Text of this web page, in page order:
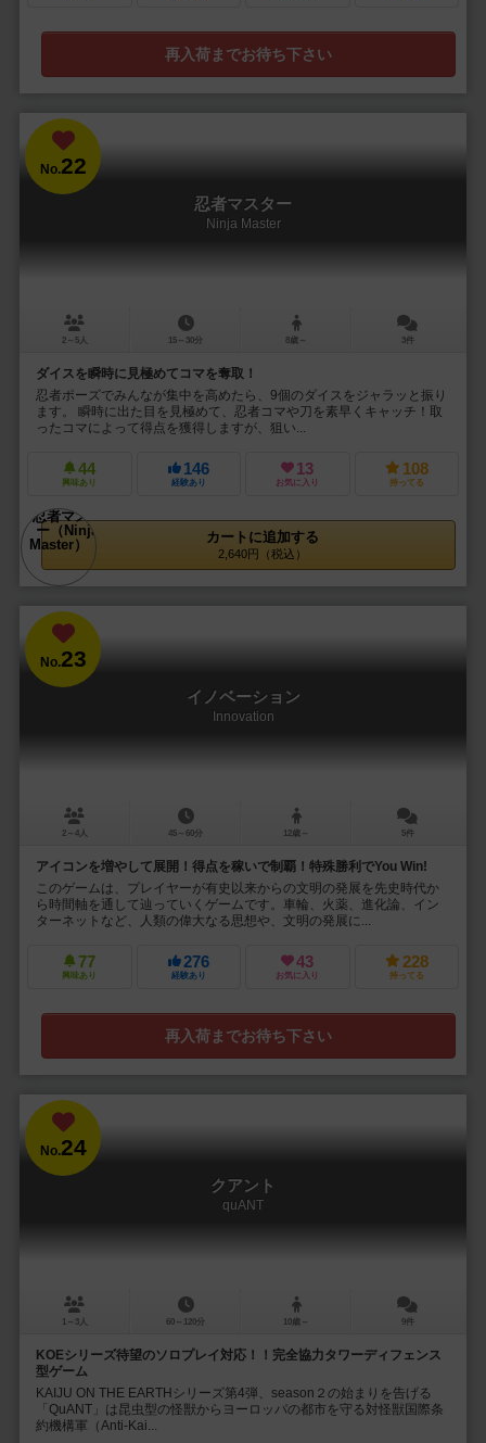
再入荷までお待ち下さい
No.22
忍者マスター
Ninja Master
2～5人 15～30分 8歳～ 3件
ダイスを瞬時に見極めてコマを奪取！
忍者ポーズでみんなが集中を高めたら、9個のダイスをジャラッと振り
ます。 瞬時に出た目を見極めて、忍者コマや刀を素早くキャッチ！取
ったコマによって得点を獲得しますが、狙い...
44
興味あり
146
経験あり
13
お気に入り
108
持ってる
カートに追加する
2,640円（税込）
No.23
イノベーション
Innovation
2～4人 45～60分 12歳～ 5件
アイコンを増やして展開！得点を稼いで制覇！特殊勝利でYou Win!
このゲームは、プレイヤーが有史以来からの文明の発展を先史時代か
ら時間軸を通して辿っていくゲームです。車輪、火薬、進化論、イン
ターネットなど、人類の偉大なる思想や、文明の発展に...
77
興味あり
276
経験あり
43
お気に入り
228
持ってる
再入荷までお待ち下さい
No.24
クアント
quANT
1～3人 60～120分 10歳～ 9件
KOEシリーズ待望のソロプレイ対応！！完全協力タワーディフェンス
型ゲーム
KAIJU ON THE EARTHシリーズ第4弾、season２の始まりを告げる
「QuANT」は昆虫型の怪獣からヨーロッパの都市を守る対怪獣国際条
約機構軍（Anti-Kai...